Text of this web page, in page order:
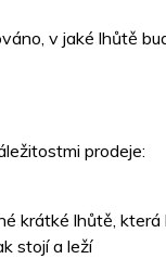
v jaké lhůtě
prodeje:
krátké lhůtě,
stojí a leží